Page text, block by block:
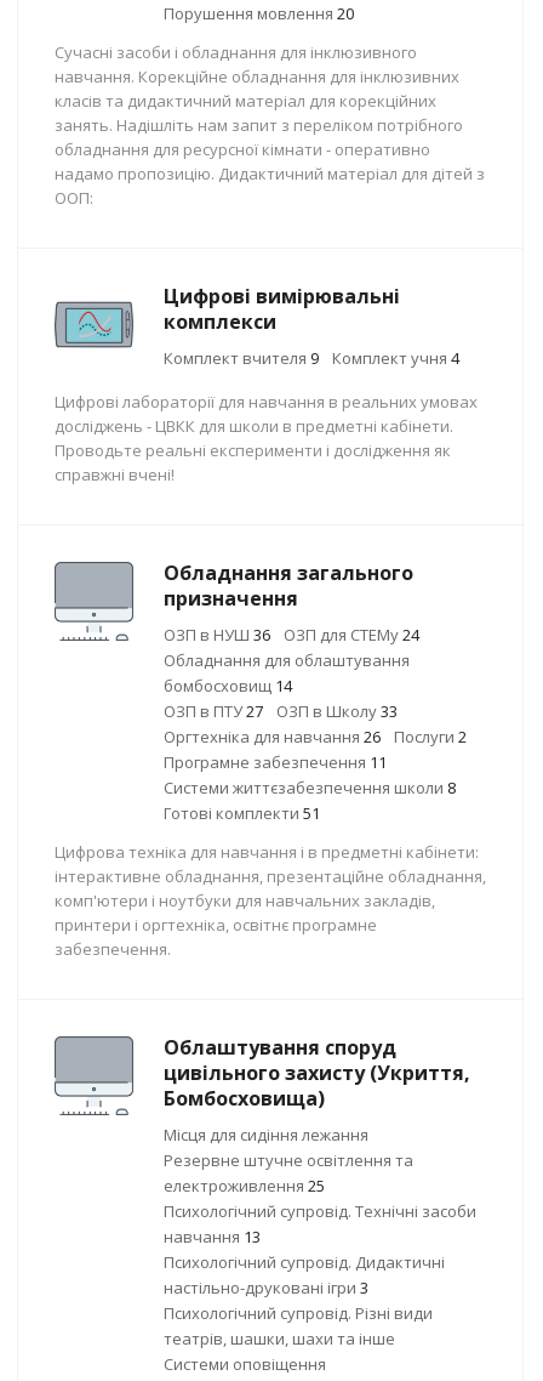
Порушення мовлення 20
Сучасні засоби і обладнання для інклюзивного
навчання. Корекційне обладнання для інклюзивних
класів та дидактичний матеріал для корекційних
занять. Надішліть нам запит з переліком потрібного
обладнання для ресурсної кімнати - оперативно
надамо пропозицію. Дидактичний матеріал для дітей з
ООП:
Цифрові вимірювальні
комплекси
Комплект вчителя 9 Комплект учня 4
Цифрові лабораторії для навчання в реальних умовах
досліджень - ЦВКК для школи в предметні кабінети.
Проводьте реальні експерименти і дослідження як
справжні вчені!
Обладнання загального
призначення
ОЗП в НУШ 36 ОЗП для СТЕМу24
Обладнання для облаштування
бомбосховищ 14
ОЗП в ПТУ27 ОЗП в Школу33
Оргтехніка для навчання 26 Послуги 2
Програмне забезпечення 11
Системи життєзабезпечення школи 8
Готові комплекти 51
Цифрова техніка для навчання і в предметні кабінети:
інтерактивне обладнання, презентаційне обладнання,
комп'ютери і ноутбуки для навчальних закладів,
принтери і оргтехніка, освітнє програмне
забезпечення.
Облаштування споруд
цивільного захисту (Укриття,
Бомбосховища)
Місця для сидіння лежання
Резервне штучне освітлення та
електроживлення 25
Психологічний супровід. Технічні засоби
навчання 13
Психологічний супровід. Дидактичні
настільно-друковані ігри 3
Психологічний супровід. Різні види
театрів, шашки, шахи та інше
Системи оповіщення